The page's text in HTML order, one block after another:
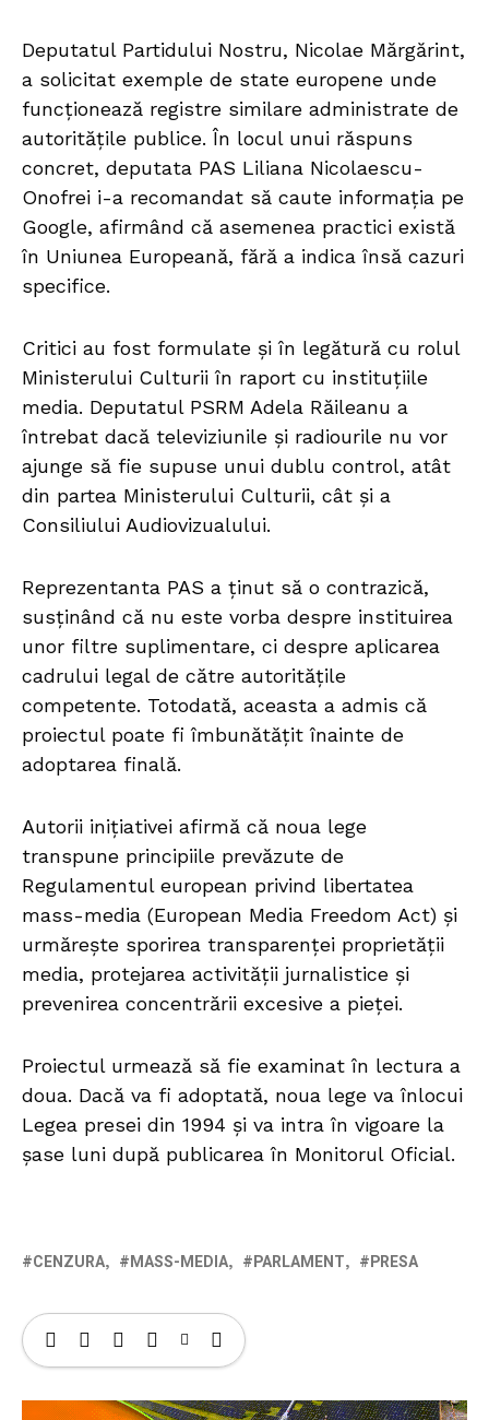
Deputatul Partidului Nostru, Nicolae Mărgărint,
a solicitat exemple de state europene unde
funcționează registre similare administrate de
autoritățile publice. În locul unui răspuns
concret, deputata PAS Liliana Nicolaescu-
Onofrei i-a recomandat să caute informația pe
Google, afirmând că asemenea practici există
în Uniunea Europeană, fără a indica însă cazuri
specifice.
Critici au fost formulate și în legătură cu rolul
Ministerului Culturii în raport cu instituțiile
media. Deputatul PSRM Adela Răileanu a
întrebat dacă televiziunile și radiourile nu vor
ajunge să fie supuse unui dublu control, atât
din partea Ministerului Culturii, cât și a
Consiliului Audiovizualului.
Reprezentanta PAS a ținut să o contrazică,
susținând că nu este vorba despre instituirea
unor filtre suplimentare, ci despre aplicarea
cadrului legal de către autoritățile
competente. Totodată, aceasta a admis că
proiectul poate fi îmbunătățit înainte de
adoptarea finală.
Autorii inițiativei afirmă că noua lege
transpune principiile prevăzute de
Regulamentul european privind libertatea
mass-media (European Media Freedom Act) și
urmărește sporirea transparenței proprietății
media, protejarea activității jurnalistice și
prevenirea concentrării excesive a pieței.
Proiectul urmează să fie examinat în lectura a
doua. Dacă va fi adoptată, noua lege va înlocui
Legea presei din 1994 și va intra în vigoare la
șase luni după publicarea în Monitorul Oficial.
CENZURA MASS-MEDIA PARLAMENT PRESA